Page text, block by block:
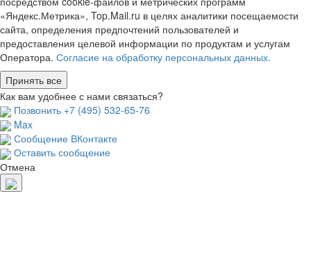
«Яндекс.Метрика», Top.Mail.ru в целях аналитики посещаемости
сайта, определения предпочтений пользователей и
предоставления целевой информации по продуктам и услугам
Оператора. Согласие на обработку персональных данных.
Принять все
Как вам удобнее с нами связаться?
Позвонить +7 (495) 532-65-76
Max
Сообщение ВКонтакте
Оставить сообщение
Отмена